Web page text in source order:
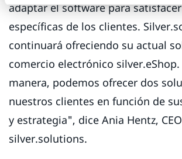
adaptar el software para
específicas de los clientes.
continuará ofreciendo su actual
comercio electrónico silver.eShop.
manera, podemos ofrecer dos
nuestros clientes en función de
y estrategia", dice Ania Hentz,
silver.solutions.